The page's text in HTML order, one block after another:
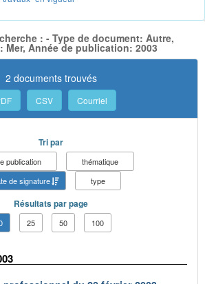
: - Type de document: Autre,
Mer, Année de publication: 2003
2 documents trouvés
CSV Courriel
Tri par
publication
thématique
de signature
type
Résultats par page
25 50 100